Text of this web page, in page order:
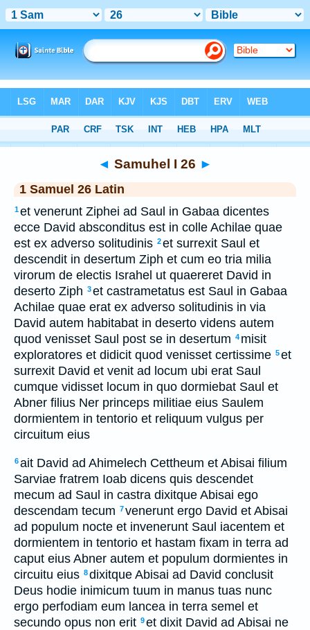
> Samuhel I 26
◄ Samuhel I 26 ►
1 Samuel 26 Latin
1et venerunt Ziphei ad Saul in Gabaa dicentes
ecce David absconditus est in colle Achilae quae
est ex adverso solitudinis 2et surrexit Saul et
descendit in desertum Ziph et cum eo tria milia
virorum de electis Israhel ut quaereret David in
deserto Ziph 3et castrametatus est Saul in Gabaa
Achilae quae erat ex adverso solitudinis in via
David autem habitabat in deserto videns autem
quod venisset Saul post se in desertum 4 misit
exploratores et didicit quod venisset certissime 5et
surrexit David et venit ad locum ubi erat Saul
cumque vidisset locum in quo dormiebat Saul et
Abner filius Ner princeps militiae eius Saulem
dormientem in tentorio et reliquum vulgus per
circuitum eius
6ait David ad Ahimelech Cettheum et Abisai filium
Sarviae fratrem Ioab dicens quis descendet
mecum ad Saul in castra dixitque Abisai ego
descendam tecum 7venerunt ergo David et Abisai
ad populum nocte et invenerunt Saul iacentem et
dormientem in tentorio et hastam fixam in terra ad
caput eius Abner autem et populum dormientes in
circuitu eius 8dixitque Abisai ad David conclusit
Deus hodie inimicum tuum in manus tuas nunc
ergo perfodiam eum lancea in terra semel et
secundo opus non erit 9et dixit David ad Abisai ne